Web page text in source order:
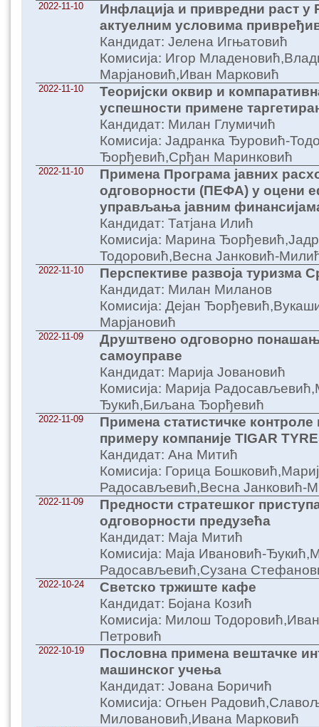
2022-11-10
Инфлација и привредни раст у
актуелним условима
Кандидат: Јелена Игњатовић
Комисија: Игор
Марјановић,Иван Марковић
2022-11-10
Теоријски оквир и
успешности примене
Кандидат: Милан Глумичић
Комисија: Јадранка Ђуровић-
Ђорђевић,Срђан Маринковић
2022-11-10
Примена Програма јавних
одговорности (ПЕФА) у оцени
управљања јавним
Кандидат: Татјана Илић
Комисија: Марина
Тодоровић,Весна Јанковић-
2022-11-10
Перспективе развоја туризма
Кандидат: Милан Миланов
Комисија: Дејан
Марјановић
2022-11-09
Друштвено одговорно
самоуправе
Кандидат: Марија Јовановић
Комисија: Марија
Ђукић,Биљана Ђорђевић
2022-11-09
Примена статистичке контроле
примеру компаније TIGAR
Кандидат: Ана Митић
Комисија: Горица
Радосављевић,Весна Јанковић-
2022-11-09
Предности стратешког
одговорности предузећа
Кандидат: Маја Митић
Комисија: Маја Ивановић-
Радосављевић,Сузана
2022-10-24
Светско тржиште кафе
Кандидат: Бојана Козић
Комисија: Милош
Петровић
2022-10-19
Пословна примена вештачке
машинског учења
Кандидат: Јована Боричић
Комисија: Огњен
Миловановић,Ивана Марковић